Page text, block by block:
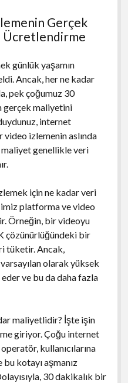
Gerçek
Ücretlendirme
günlük yaşamın
Ancak, her ne kadar
pek çoğumuz 30
gerçek maliyetini
internet
video izlemenin aslında
genellikle veri
için ne kadar veri
platforma ve video
Örneğin, bir videoyu
çözünürlüğündeki bir
tüketir. Ancak,
olarak yüksek
ve bu da daha fazla
maliyetlidir? İşte işin
giriyor. Çoğu internet
kullanıcılarına
kotayı aşmanız
30 dakikalık bir